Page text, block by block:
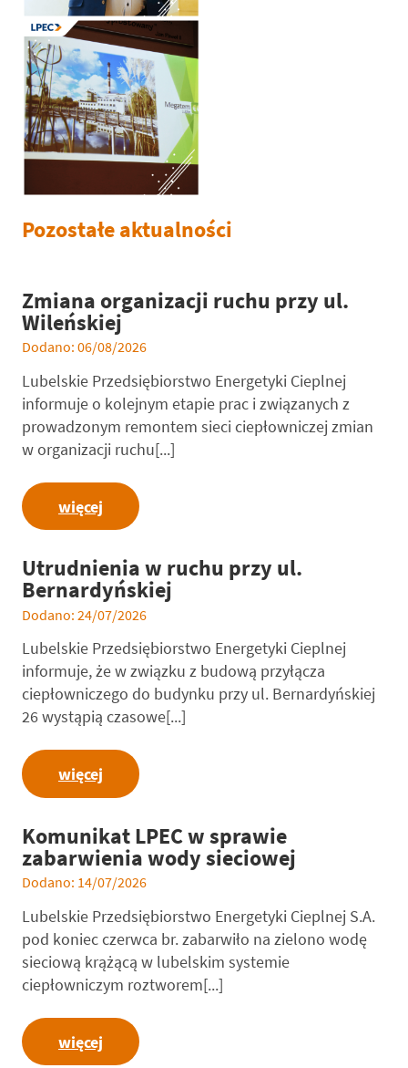
Pozostałe aktualności
Zmiana organizacji ruchu przy ul.
Wileńskiej
Dodano: 06/08/2026
Lubelskie Przedsiębiorstwo Energetyki Cieplnej
informuje o kolejnym etapie prac i związanych z
prowadzonym remontem sieci ciepłowniczej zmian
w organizacji ruchu[...]
więcej
Utrudnienia w ruchu przy ul.
Bernardyńskiej
Dodano: 24/07/2026
Lubelskie Przedsiębiorstwo Energetyki Cieplnej
informuje, że w związku z budową przyłącza
ciepłowniczego do budynku przy ul. Bernardyńskiej
26 wystąpią czasowe[...]
więcej
Komunikat LPEC w sprawie
zabarwienia wody sieciowej
Dodano: 14/07/2026
Lubelskie Przedsiębiorstwo Energetyki Cieplnej S.A.
pod koniec czerwca br. zabarwiło na zielono wodę
sieciową krążącą w lubelskim systemie
ciepłowniczym roztworem[...]
więcej